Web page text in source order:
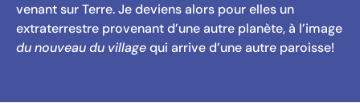
venant sur Terre. Je deviens alors pour elles un
extraterrestre provenant d’une autre planète, à l’image
du nouveau du villagequi arrive d’une autre paroisse!